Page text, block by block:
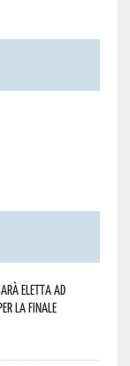
eletta ad
la finale